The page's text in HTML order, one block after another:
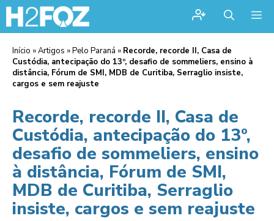
Início »Artigos »Pelo Paraná » Recorde, recorde II, Casa de
Custódia, antecipação do 13º, desafio de sommeliers, ensino à
distância, Fórum de SMI, MDB de Curitiba, Serraglio insiste,
cargos e sem reajuste
Recorde, recorde II, Casa de
Custódia, antecipação do 13º,
desafio de sommeliers, ensino
à distância, Fórum de SMI,
MDB de Curitiba, Serraglio
insiste, cargos e sem reajuste